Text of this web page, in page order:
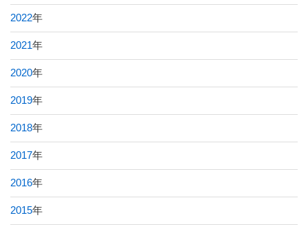
2022年
2021年
2020年
2019年
2018年
2017年
2016年
2015年